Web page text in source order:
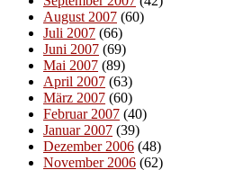
August 2007 (60)
Juli 2007 (66)
Juni 2007 (69)
Mai 2007 (89)
April 2007 (63)
März 2007 (60)
Februar 2007 (40)
Januar 2007 (39)
Dezember 2006 (48)
November 2006 (62)